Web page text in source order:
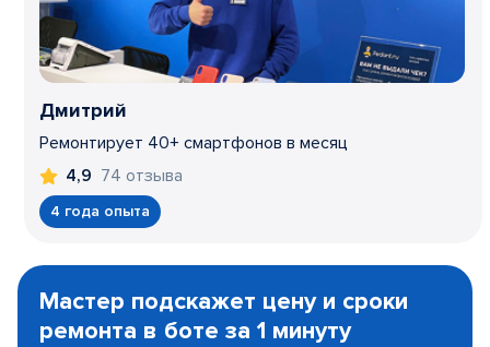
Дмитрий
Ремонтирует 40+ смартфонов в месяц
4,9 74 отзыва
4 года опыта
1
Мастер подскажет цену и сроки
ремонта в боте за 1 минуту